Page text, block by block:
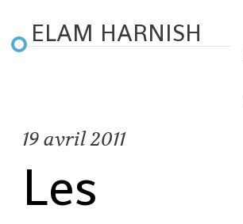
ELAM HARNISH
19 avril 2011
Les